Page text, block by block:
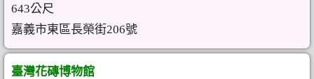
643公尺
嘉義市東區長榮街206號
臺灣花磚博物館